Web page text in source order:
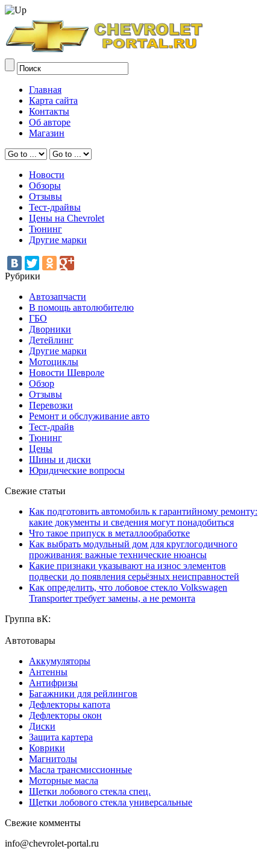
Главная
Карта сайта
Контакты
Об авторе
Магазин
Новости
Обзоры
Отзывы
Тест-драйвы
Цены на Chevrolet
Тюнинг
Другие марки
Рубрики
Автозапчасти
В помощь автолюбителю
ГБО
Дворники
Детейлинг
Другие марки
Мотоциклы
Новости Шевроле
Обзор
Отзывы
Перевозки
Ремонт и обслуживание авто
Тест-драйв
Тюнинг
Цены
Шины и диски
Юридические вопросы
Свежие статьи
Как подготовить автомобиль к гарантийному ремонту:
какие документы и сведения могут понадобиться
Что такое припуск в металлообработке
Как выбрать модульный дом для круглогодичного
проживания: важные технические нюансы
Какие признаки указывают на износ элементов
подвески до появления серьёзных неисправностей
Как определить, что лобовое стекло Volkswagen
Transporter требует замены, а не ремонта
Группа вК:
Автотовары
Аккумуляторы
Антенны
Антифризы
Багажники для рейлингов
Дефлекторы капота
Дефлекторы окон
Диски
Защита картера
Коврики
Магнитолы
Масла трансмиссионные
Моторные масла
Щетки лобового стекла спец.
Щетки лобового стекла универсальные
Свежие комменты
info@chevrolet-portal.ru